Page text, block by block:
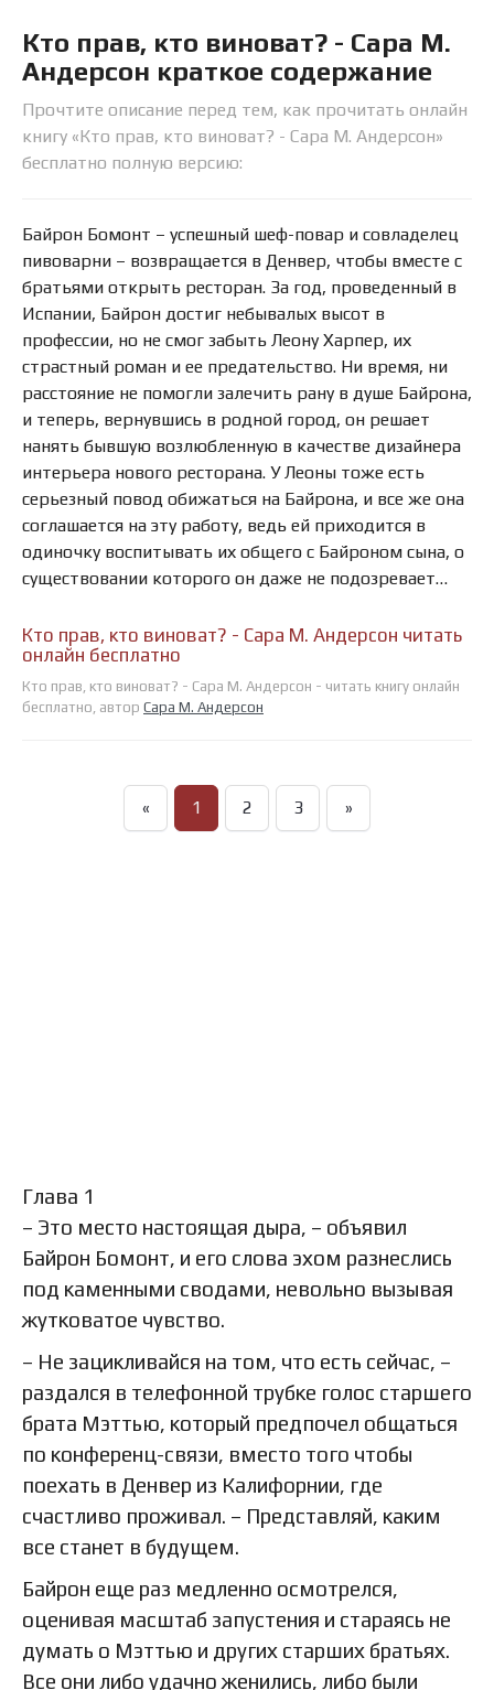
Кто прав, кто виноват? - Сара М.
Андерсон краткое содержание
Прочтите описание перед тем, как прочитать онлайн
книгу «Кто прав, кто виноват? - Сара М. Андерсон»
бесплатно полную версию:
Байрон Бомонт – успешный шеф-повар и совладелец
пивоварни – возвращается в Денвер, чтобы вместе с
братьями открыть ресторан. За год, проведенный в
Испании, Байрон достиг небывалых высот в
профессии, но не смог забыть Леону Харпер, их
страстный роман и ее предательство. Ни время, ни
расстояние не помогли залечить рану в душе Байрона,
и теперь, вернувшись в родной город, он решает
нанять бывшую возлюбленную в качестве дизайнера
интерьера нового ресторана. У Леоны тоже есть
серьезный повод обижаться на Байрона, и все же она
соглашается на эту работу, ведь ей приходится в
одиночку воспитывать их общего с Байроном сына, о
существовании которого он даже не подозревает…
Кто прав, кто виноват? - Сара М. Андерсон читать
онлайн бесплатно
Кто прав, кто виноват? - Сара М. Андерсон - читать книгу онлайн
бесплатно, автор Сара М. Андерсон
« 1 2 3 »
Глава 1
– Это место настоящая дыра, – объявил
Байрон Бомонт, и его слова эхом разнеслись
под каменными сводами, невольно вызывая
жутковатое чувство.
– Не зацикливайся на том, что есть сейчас, –
раздался в телефонной трубке голос старшего
брата Мэттью, который предпочел общаться
по конференц-связи, вместо того чтобы
поехать в Денвер из Калифорнии, где
счастливо проживал. – Представляй, каким
все станет в будущем.
Байрон еще раз медленно осмотрелся,
оценивая масштаб запустения и стараясь не
думать о Мэттью и других старших братьях.
Все они либо удачно женились, либо были